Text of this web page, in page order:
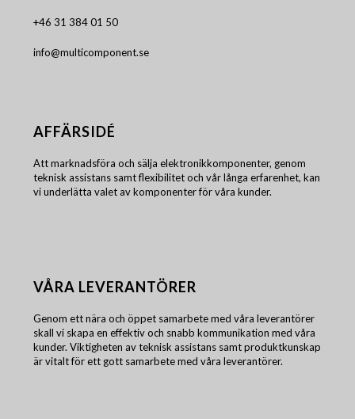
+46 31 384 01 50
info@multicomponent.se
AFFÄRSIDÉ
Att marknadsföra och sälja elektronikkomponenter, genom
teknisk assistans samt flexibilitet och vår långa erfarenhet, kan
vi underlätta valet av komponenter för våra kunder.
VÅRA LEVERANTÖRER
Genom ett nära och öppet samarbete med våra leverantörer
skall vi skapa en effektiv och snabb kommunikation med våra
kunder. Viktigheten av teknisk assistans samt produktkunskap
är vitalt för ett gott samarbete med våra leverantörer.